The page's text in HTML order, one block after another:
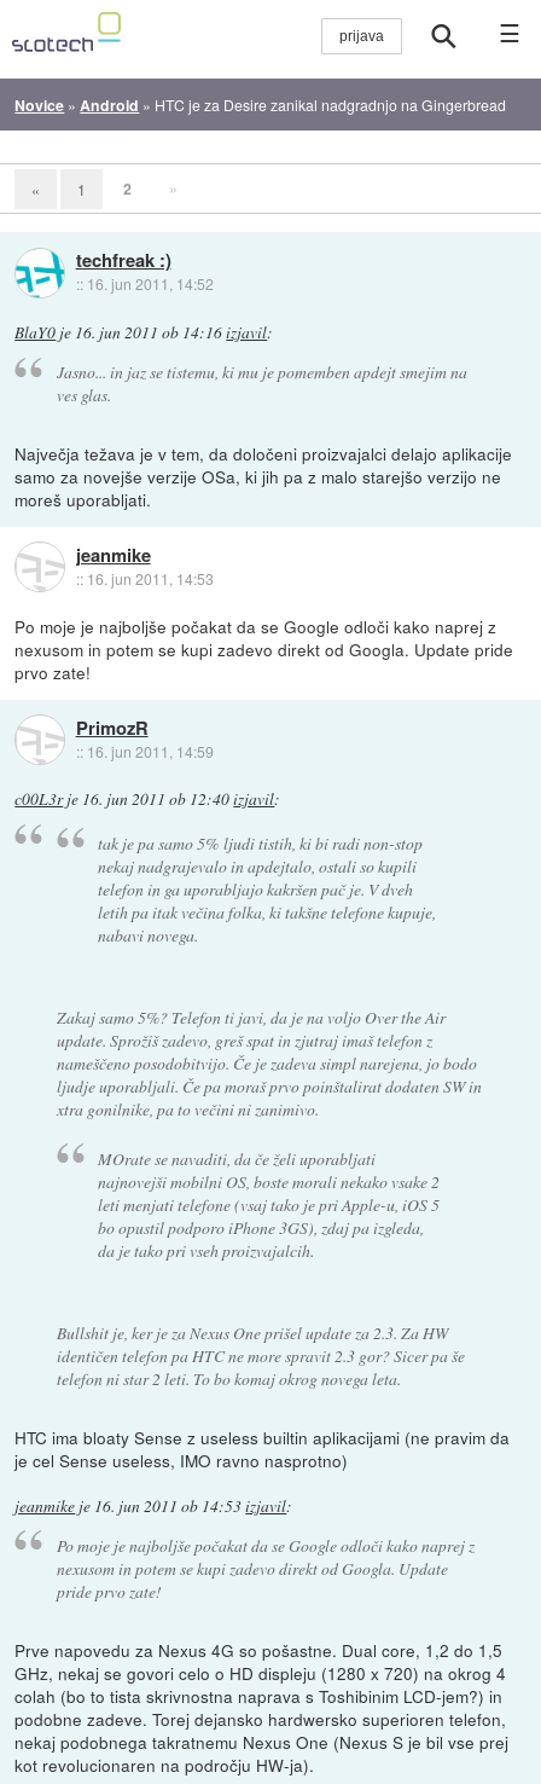
☰
Novice » Android » HTC je za Desire zanikal nadgradnjo na Gingerbread
« 1 2 »
techfreak :)
:: 16. jun 2011, 14:52
BlaY0 je 16. jun 2011 ob 14:16izjavil:
Jasno... in jaz se tistemu, ki mu je pomemben apdejt smejim na
ves glas.
Največja težava je v tem, da določeni proizvajalci delajo aplikacije
samo za novejše verzije OSa, ki jih pa z malo starejšo verzijo ne
moreš uporabljati.
jeanmike
:: 16. jun 2011, 14:53
Po moje je najboljše počakat da se Google odloči kako naprej z
nexusom in potem se kupi zadevo direkt od Googla. Update pride
prvo zate!
PrimozR
:: 16. jun 2011, 14:59
c00L3rje 16. jun 2011 ob 12:40izjavil:
tak je pa samo 5% ljudi tistih, ki bi radi non-stop
nekaj nadgrajevalo in apdejtalo, ostali so kupili
telefon in ga uporabljajo kakršen pač je. V dveh
letih pa itak večina folka, ki takšne telefone kupuje,
nabavi novega.
Zakaj samo 5%? Telefon ti javi, da je na voljo Over the Air
update. Sprožiš zadevo, greš spat in zjutraj imaš telefon z
nameščeno posodobitvijo. Če je zadeva simpl narejena, jo bodo
ljudje uporabljali. Če pa moraš prvo poinštalirat dodaten SW in
xtra gonilnike, pa to večini ni zanimivo.
MOrate se navaditi, da če želi uporabljati
najnovejši mobilni OS, boste morali nekako vsake 2
leti menjati telefone (vsaj tako je pri Apple-u, iOS 5
bo opustil podporo iPhone 3GS), zdaj pa izgleda,
da je tako pri vseh proizvajalcih.
Bullshit je, ker je za Nexus One prišel update za 2.3. Za HW
identičen telefon pa HTC ne more spravit 2.3 gor? Sicer pa še
telefon ni star 2 leti. To bo komaj okrog novega leta.
HTC ima bloaty Sense z useless builtin aplikacijami (ne pravim da
je cel Sense useless, IMO ravno nasprotno)
jeanmike je 16. jun 2011 ob 14:53izjavil:
Po moje je najboljše počakat da se Google odloči kako naprej z
nexusom in potem se kupi zadevo direkt od Googla. Update
pride prvo zate!
Prve napovedu za Nexus 4G so pošastne. Dual core, 1,2 do 1,5
GHz, nekaj se govori celo o HD displeju (1280 x 720) na okrog 4
colah (bo to tista skrivnostna naprava s Toshibinim LCD-jem?) in
podobne zadeve. Torej dejansko hardwersko superioren telefon,
nekaj podobnega takratnemu Nexus One (Nexus S je bil vse prej
kot revolucionaren na področju HW-ja).